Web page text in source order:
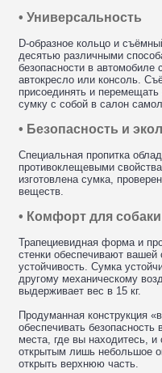
• Универсальность
D-образное кольцо и
десятью различными
безопасности в автомобиле
автокресло или консоль.
присоединять и
сумку с собой в салон
• Безопасность и
Специальная пропитка
противоклещевыми
изготовлена сумка,
веществ.
• Комфорт для собаки
Трапециевидная форма и
стенки обеспечивают
устойчивость. Сумка
другому механическому
выдерживает вес в 15 кг.
Продуманная конструкция
обеспечивать
места, где вы находитесь,
открытым лишь небольшое
открыть верхнюю часть.